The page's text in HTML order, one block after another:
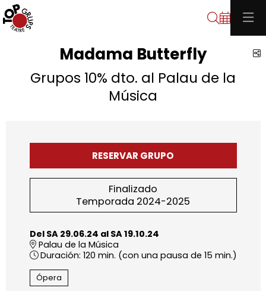
Buscar
Madama Butterfly
Grupos 10% dto. al Palau de la
Música
RESERVAR GRUPO
Finalizado
Temporada 2024-2025
Del SA 29.06.24 al SA 19.10.24
Palau de la Música
Duración: 120 min. (con una pausa de 15 min.)
Ópera